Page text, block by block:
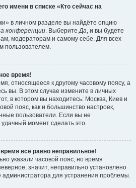
имени в списке «Кто сейчас на
в личном разделе вы найдёте опцию
конференции. ВыберитеДа, и вы будете
модераторам и самому себе. Для всех
пользователем.
время!
относящееся к другому часовому поясу, а
вы. В этом случае измените в личных
в котором вы находитесь: Москва, Киев и
пояс, как и большинство настроек,
пользователи. Если вы не
момент сделать это.
всё равно неправильное!
указали часовой пояс, но время
значит, неправильно установлено
администратора для устранения проблемы.